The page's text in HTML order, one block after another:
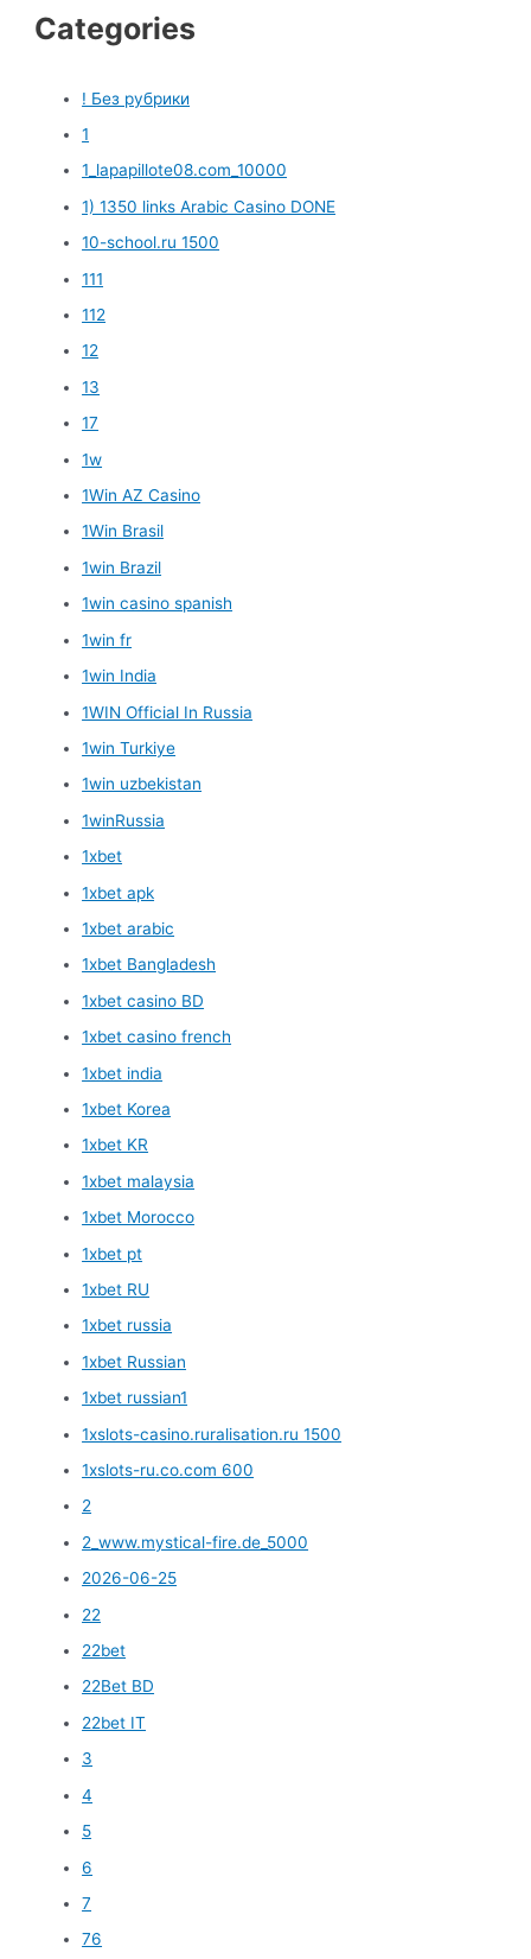
Categories
! Без рубрики
1
1_lapapillote08.com_10000
1) 1350 links Arabic Casino DONE
10-school.ru 1500
111
112
12
13
17
1w
1Win AZ Casino
1Win Brasil
1win Brazil
1win casino spanish
1win fr
1win India
1WIN Official In Russia
1win Turkiye
1win uzbekistan
1winRussia
1xbet
1xbet apk
1xbet arabic
1xbet Bangladesh
1xbet casino BD
1xbet casino french
1xbet india
1xbet Korea
1xbet KR
1xbet malaysia
1xbet Morocco
1xbet pt
1xbet RU
1xbet russia
1xbet Russian
1xbet russian1
1xslots-casino.ruralisation.ru 1500
1xslots-ru.co.com 600
2
2_www.mystical-fire.de_5000
2026-06-25
22
22bet
22Bet BD
22bet IT
3
4
5
6
7
76